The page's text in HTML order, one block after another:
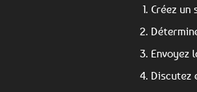
Créez un
Envoyez
Discutez